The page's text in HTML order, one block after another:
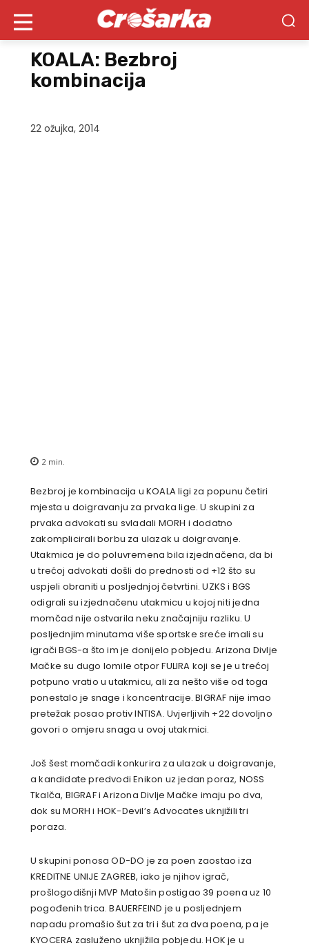
KOALA: Bezbroj
kombinacija
22 ožujka, 2014
2 min.
Bezbroj je kombinacija u KOALA ligi za popunu četiri
mjesta u doigravanju za prvaka lige. U skupini za
prvaka advokati su svladali MORH i dodatno
zakomplicirali borbu za ulazak u doigravanje.
Utakmica je do poluvremena bila izjednačena, da bi
u trećoj advokati došli do prednosti od +12 što su
uspjeli obraniti u posljednjoj četvrtini. UZKS i BGS
odigrali su izjednačenu utakmicu u kojoj niti jedna
momčad nije ostvarila neku značajniju razliku. U
posljednjim minutama više sportske sreće imali su
igrači BGS-a što im je donijelo pobjedu. Arizona Divlje
Mačke su dugo lomile otpor FULIRA koji se je u trećoj
potpuno vratio u utakmicu, ali za nešto više od toga
ponestalo je snage i koncentracije. BIGRAF nije imao
pretežak posao protiv INTISA. Uvjerljivih +22 dovoljno
govori o omjeru snaga u ovoj utakmici.
Još šest momčadi konkurira za ulazak u doigravanje,
a kandidate predvodi Enikon uz jedan poraz, NOSS
Tkalča, BIGRAF i Arizona Divlje Mačke imaju po dva,
dok su MORH i HOK-Devil’s Advocates uknjižili tri
poraza.
U skupini ponosa OD-DO je za poen zaostao iza
KREDITNE UNIJE ZAGREB, iako je njihov igrač,
prošlogodišnji MVP Matošin postigao 39 poena uz 10
pogođenih trica. BAUERFEIND je u posljednjem
napadu promašio šut za tri i šut za dva poena, pa je
KYOCERA zasluženo uknjižila pobjedu. HOK je u